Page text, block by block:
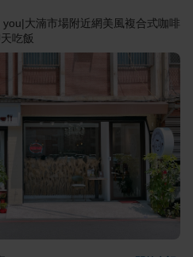
大湳市場附近網美風複合式咖啡
吃飯